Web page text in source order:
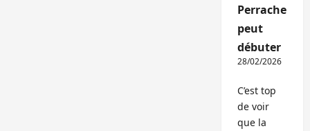
Perrache
peut
débuter
28/02/2026
C’est top
de voir
que la